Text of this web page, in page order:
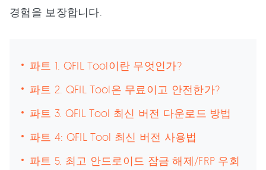
경험을 보장합니다.
파트 1. QFIL Tool이란 무엇인가?
파트 2. QFIL Tool은 무료이고 안전한가?
파트 3. QFIL Tool 최신 버전 다운로드 방법
파트 4: QFIL Tool 최신 버전 사용법
파트 5. 최고 안드로이드 잠금 해제/FRP 우회